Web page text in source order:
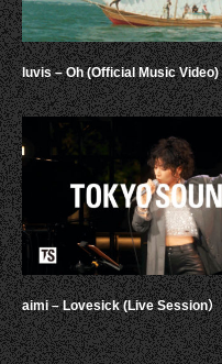
luvis – Oh (Official Music Video)
aimi – Lovesick (Live Session）